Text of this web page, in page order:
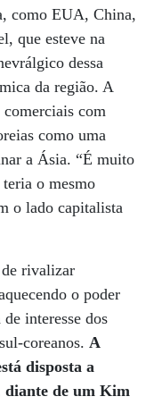
como EUA, China,
que esteve na
dessa
da região. A
com
como uma
a Ásia. “É muito
o mesmo
o lado capitalista
rivalizar
o poder
interesse dos
coreanos. A
disposta a
diante de um Kim